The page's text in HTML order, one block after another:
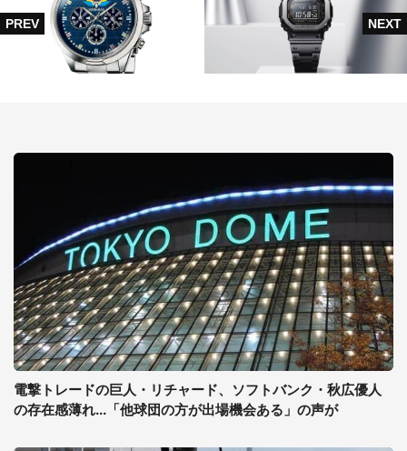
電撃トレードの巨人・リチャード、ソフトバンク・秋広優人
の存在感薄れ...「他球団の方が出場機会ある」の声が